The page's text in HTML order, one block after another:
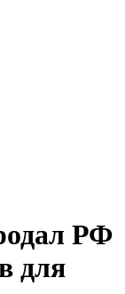
РФ
для